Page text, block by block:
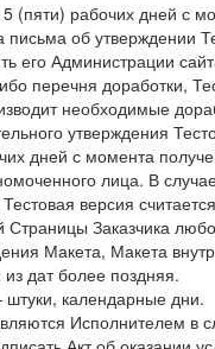
(пяти) рабочих дней с
об утверждении
его Администрации
перечня доработки,
необходимые
утверждения
дней с момента
лица. В
версия
Заказчика
Макета, Макета
дат более поздняя.
календарные дни.
Исполнителем в